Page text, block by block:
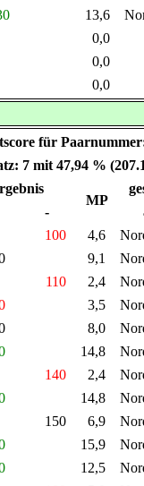
13,6
0,0
0,0
0,0
für
7 mit 47,94 %
MP
-
100 4,6
9,1
110 2,4
3,5
8,0
14,8
140 2,4
14,8
150 6,9
15,9
12,5